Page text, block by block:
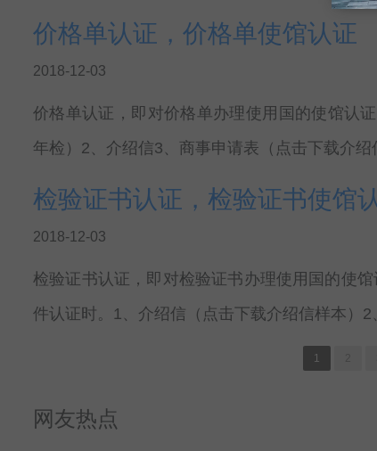
价格单认证，价格单使馆认证
2018-12-03
价格单认证，即对价格单办理使用国的使馆认
年检）2、介绍信3、商事申请表（点击下载介
检验证书认证，检验证书使馆
2018-12-03
检验证书认证，即对检验证书办理使用国的使
件认证时。1、介绍信（点击下载介绍信样本）
1
网友热点